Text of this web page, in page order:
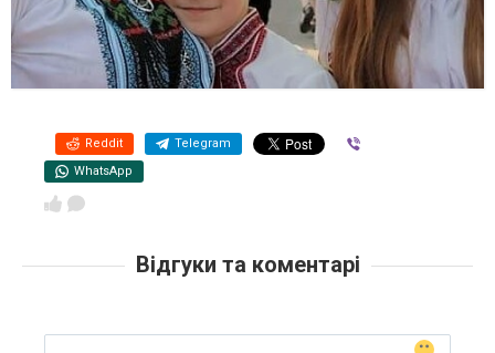
Reddit Telegram
WhatsApp
Відгуки та коментарі